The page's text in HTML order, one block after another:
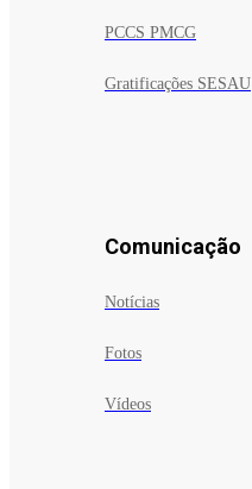
PCCS PMCG
Gratificações SESAU
Comunicação
Notícias
Fotos
Vídeos